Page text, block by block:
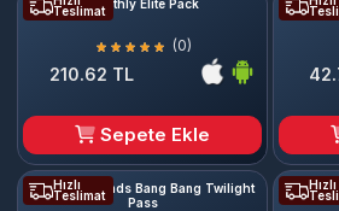
TeslimatMonthly Elite Pack
(0)
210.62 TL
Sepete Ekle
Hızlı
Teslimat
Mobile Legends Bang Bang Twilight
Pass
Hızlı
Mobile